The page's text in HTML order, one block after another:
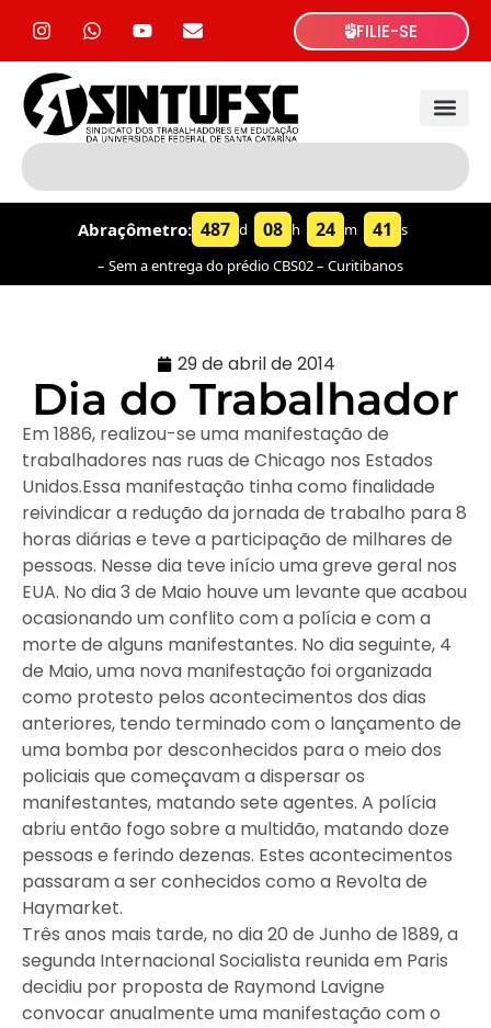
FILIE-SE
Abraçômetro: 487 d 08 h 24 m 41 s
– Sem a entrega do prédio CBS02 – Curitibanos
29 de abril de 2014
Dia do Trabalhador
Em 1886, realizou-se uma manifestação de
trabalhadores nas ruas de Chicago nos Estados
Unidos.Essa manifestação tinha como finalidade
reivindicar a redução da jornada de trabalho para 8
horas diárias e teve a participação de milhares de
pessoas. Nesse dia teve início uma greve geral nos
EUA. No dia 3 de Maio houve um levante que acabou
ocasionando um conflito com a polícia e com a
morte de alguns manifestantes. No dia seguinte, 4
de Maio, uma nova manifestação foi organizada
como protesto pelos acontecimentos dos dias
anteriores, tendo terminado com o lançamento de
uma bomba por desconhecidos para o meio dos
policiais que começavam a dispersar os
manifestantes, matando sete agentes. A polícia
abriu então fogo sobre a multidão, matando doze
pessoas e ferindo dezenas. Estes acontecimentos
passaram a ser conhecidos como a Revolta de
Haymarket.
Três anos mais tarde, no dia 20 de Junho de 1889, a
segunda Internacional Socialista reunida em Paris
decidiu por proposta de Raymond Lavigne
convocar anualmente uma manifestação com o